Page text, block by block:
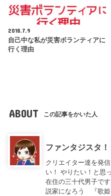
2018.7.9
自己中な私が災害ボランティアに
行く理由
ABOUT この記事をかいた人
ファンタジスタ
クリエイター達を発
い！ やりたい！と思
在住の三十代男子で
説家になろう 『歌姫